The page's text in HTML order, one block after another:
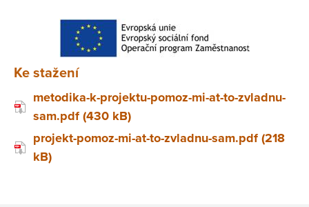
Ke stažení
metodika-k-projektu-pomoz-mi-at-to-zvladnu-
sam.pdf (430 kB)
projekt-pomoz-mi-at-to-zvladnu-sam.pdf (218
kB)